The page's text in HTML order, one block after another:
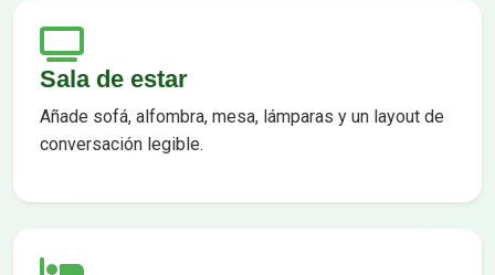
Sala de estar
Añade sofá, alfombra, mesa, lámparas y un layout de
conversación legible.